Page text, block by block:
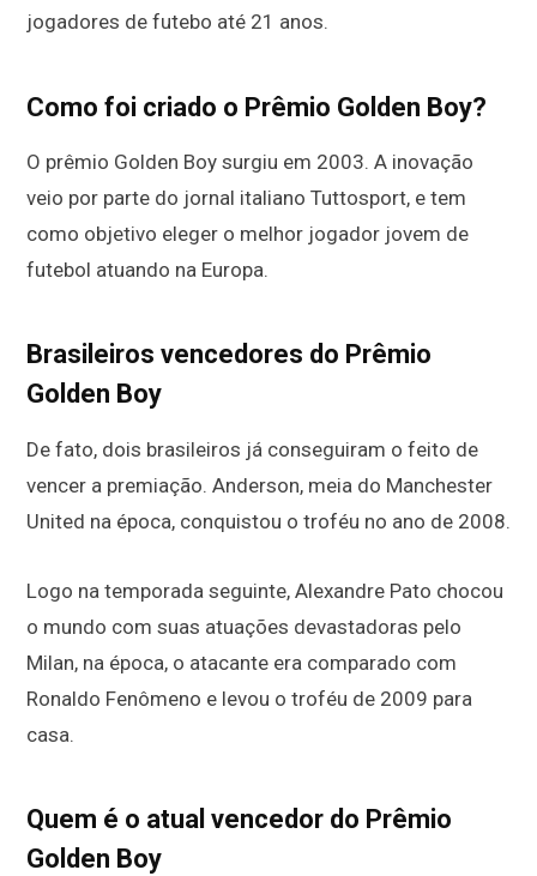
jogadores de futebo até 21 anos.
Como foi criado o Prêmio Golden Boy?
O prêmio Golden Boy surgiu em 2003. A inovação
veio por parte do jornal italiano Tuttosport, e tem
como objetivo eleger o melhor jogador jovem de
futebol atuando na Europa.
Brasileiros vencedores do Prêmio
Golden Boy
De fato, dois brasileiros já conseguiram o feito de
vencer a premiação. Anderson, meia do Manchester
United na época, conquistou o troféu no ano de 2008.
Logo na temporada seguinte, Alexandre Pato chocou
o mundo com suas atuações devastadoras pelo
Milan, na época, o atacante era comparado com
Ronaldo Fenômeno e levou o troféu de 2009 para
casa.
Quem é o atual vencedor do Prêmio
Golden Boy